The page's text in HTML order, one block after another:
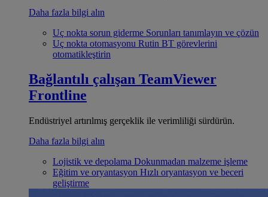
Daha fazla bilgi alın
Uç nokta sorun giderme Sorunları tanımlayın ve çözün
Uç nokta otomasyonu Rutin BT görevlerini
otomatikleştirin
Bağlantılı çalışan TeamViewer
Frontline
Endüstriyel artırılmış gerçeklik ile verimliliği sürdürün.
Daha fazla bilgi alın
Lojistik ve depolama Dokunmadan malzeme işleme
Eğitim ve oryantasyon Hızlı oryantasyon ve beceri
geliştirme